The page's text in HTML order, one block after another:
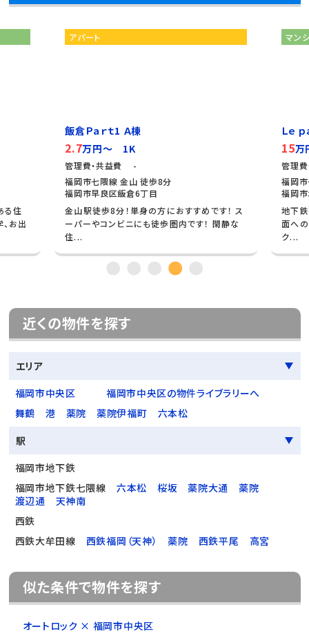
る住
お出
アパート
飯倉Ｐａｒｔ1 Ａ棟
2.7万円～ 1K
管理費・共益費 -
福岡市七隈線 金山 徒歩8分
福岡市早良区飯倉6丁目
金山駅徒歩8分！単身の方におすすめです！ ス
ーパーやコンビニにも徒歩圏内です！ 閑静な
住...
マン
Ｌｅ
15
管理
福岡
福岡
地下
面へ
ク...
近くの物件を探す
エリア
福岡市中央区
福岡市中央区の物件ライブラリーへ
舞鶴
港 薬院 薬院伊福町
六本松
駅
福岡市地下鉄
福岡市地下鉄七隈線
六本松 桜坂 薬院大通
薬院
渡辺通
天神南
西鉄
西鉄大牟田線
西鉄福岡（天神） 薬院 西鉄平尾 高宮
似た条件で物件を探す
オートロック × 福岡市中央区